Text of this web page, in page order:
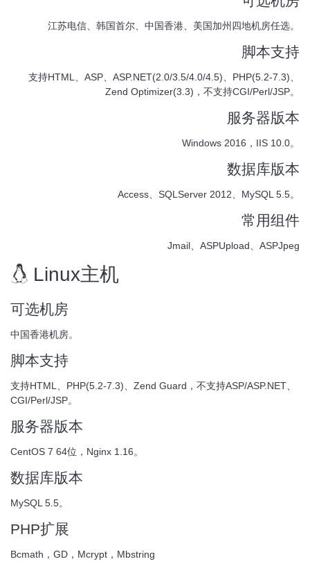
江苏电信、韩国首尔、中国香港、美国加州四地机房任选。
脚本支持
支持HTML、ASP、ASP.NET(2.0/3.5/4.0/4.5)、PHP(5.2-7.3)、
Zend Optimizer(3.3)，不支持CGI/Perl/JSP。
服务器版本
Windows 2016，IIS 10.0。
数据库版本
Access、SQLServer 2012、MySQL 5.5。
常用组件
Jmail、ASPUpload、ASPJpeg
Linux主机
可选机房
中国香港机房。
脚本支持
支持HTML、PHP(5.2-7.3)、Zend Guard，不支持ASP/ASP.NET、
CGI/Perl/JSP。
服务器版本
CentOS 7 64位，Nginx 1.16。
数据库版本
MySQL 5.5。
PHP扩展
Bcmath，GD，Mcrypt，Mbstring